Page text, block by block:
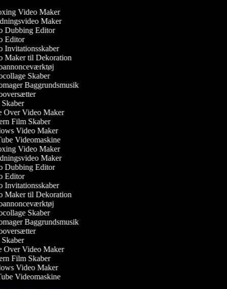
Video Maker
Maker
Dubbing Editor
Editor
Maker til Dekoration
Skaber
Baggrundsmusik
Video Maker
Film Skaber
Video Maker
Videomaskine
Video Maker
Maker
Dubbing Editor
Editor
Maker til Dekoration
Skaber
Baggrundsmusik
Video Maker
Film Skaber
Video Maker
Videomaskine